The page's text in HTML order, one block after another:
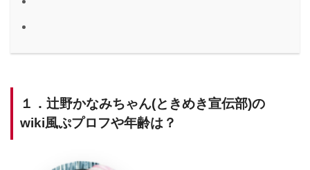
１．辻野かなみちゃん(ときめき宣伝部)の
wiki風ぷプロフや年齢は？